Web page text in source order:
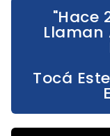
"Hace
Llaman
Tocá